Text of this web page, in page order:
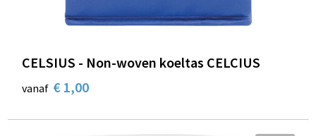
CELSIUS - Non-woven koeltas CELCIUS
vanaf € 1,00